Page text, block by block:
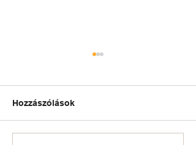
Őslények napja
Hozzászólások